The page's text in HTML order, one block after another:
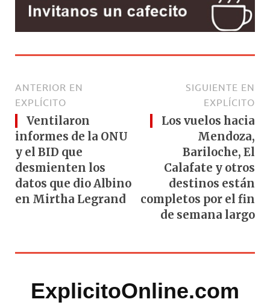
ANTERIOR EN
EXPLÍCITO
Ventilaron
informes de la ONU
y el BID que
desmienten los
datos que dio Albino
en Mirtha Legrand
SIGUIENTE EN
EXPLÍCITO
Los vuelos hacia
Mendoza,
Bariloche, El
Calafate y otros
destinos están
completos por el fin
de semana largo
ExplicitoOnline.com